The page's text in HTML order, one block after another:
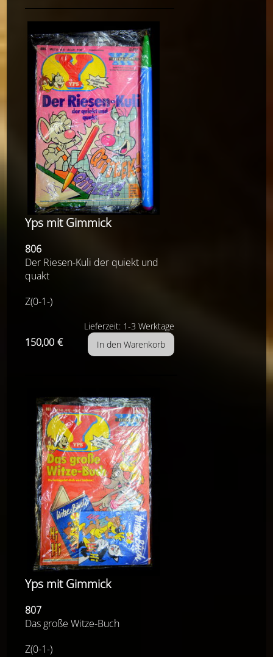
Yps mit Gimmick
806
Der Riesen-Kuli der quiekt und
quakt
Z(0-1-)
Lieferzeit: 1-3 Werktage
150,00 €
Yps mit Gimmick
807
Das große Witze-Buch
Z(0-1-)